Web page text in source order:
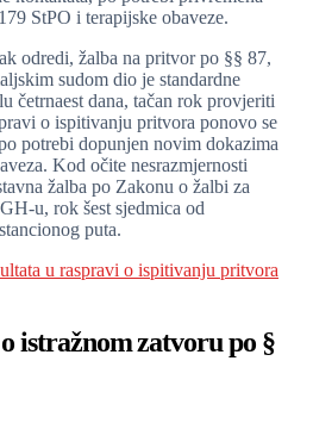
StPO i terapijske obaveze.
odredi, žalba na pritvor po §§ 87,
sudom dio je standardne
četrnaest dana, tačan rok provjeriti
o ispitivanju pritvora ponovo se
potrebi dopunjen novim dokazima
Kod očite nesrazmjernosti
žalba po Zakonu o žalbi za
u, rok šest sjedmica od
puta.
u raspravi o ispitivanju pritvora
istražnom zatvoru po §